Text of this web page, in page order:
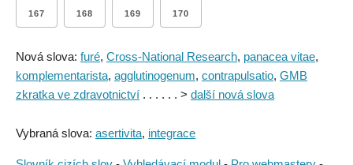
167 168 169 170
Nová slova: furé, Cross-National Research, panacea vitae,
komplementarista, agglutinogenum, contrapulsatio, GMB
zkratka ve zdravotnictví . . . . . . > další nová slova
Vybraná slova: asertivita, integrace